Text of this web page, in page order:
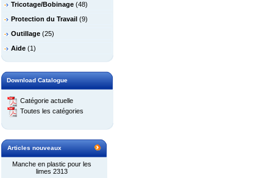
Tricotage/Bobinage (48)
Protection du Travail (9)
Outillage (25)
Aide (1)
Download Catalogue
Catégorie actuelle
Toutes les catégories
Articles nouveaux
Manche en plastic pour les
limes 2313